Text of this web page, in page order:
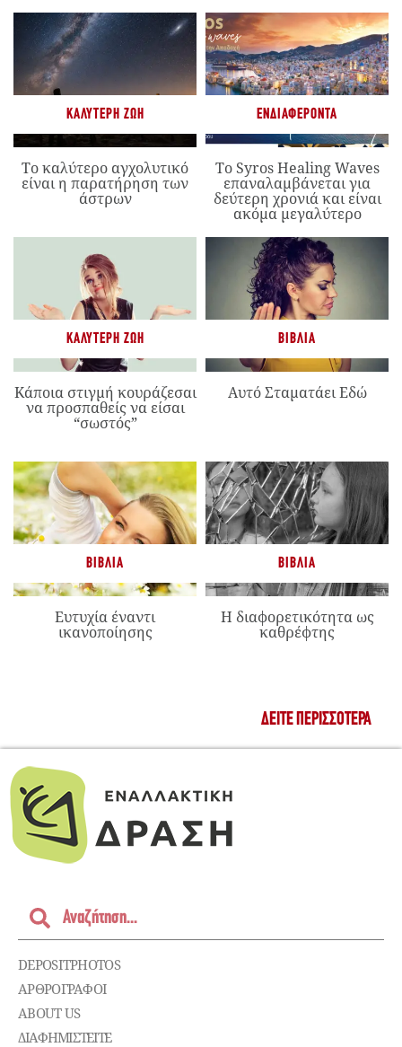
ΚΑΛΎΤΕΡΗ ΖΩΉ
Το καλύτερο αγχολυτικό
είναι η παρατήρηση των
άστρων
ΕΝΔΙΑΦΈΡΟΝΤΑ
Το Syros Healing Waves
επαναλαμβάνεται για
δεύτερη χρονιά και είναι
ακόμα μεγαλύτερο
ΚΑΛΎΤΕΡΗ ΖΩΉ
Κάποια στιγμή κουράζεσαι
να προσπαθείς να είσαι
“σωστός”
ΒΙΒΛΊΑ
Αυτό Σταματάει Εδώ
ΒΙΒΛΊΑ
Ευτυχία έναντι
ικανοποίησης
ΒΙΒΛΊΑ
Η διαφορετικότητα ως
καθρέφτης
ΔΕΊΤΕ ΠΕΡΙΣΣΌΤΕΡΑ
DEPOSITPHOTOS
ΑΡΘΡΟΓΡΑΦΟΙ
ABOUT US
ΔΙΑΦΗΜΙΣΤΕΊΤΕ